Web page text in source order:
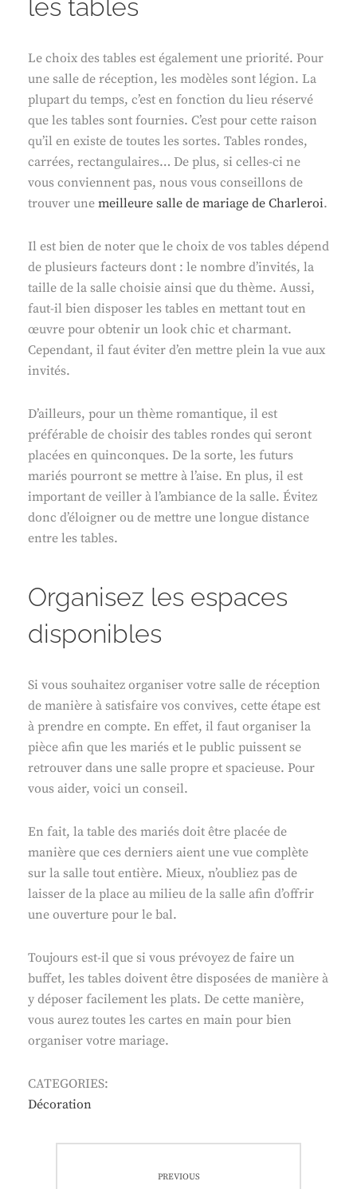
les tables
Le choix des tables est également une priorité. Pour
une salle de réception, les modèles sont légion. La
plupart du temps, c’est en fonction du lieu réservé
que les tables sont fournies. C’est pour cette raison
qu’il en existe de toutes les sortes. Tables rondes,
carrées, rectangulaires… De plus, si celles-ci ne
vous conviennent pas, nous vous conseillons de
trouver une meilleure salle de mariage de Charleroi.
Il est bien de noter que le choix de vos tables dépend
de plusieurs facteurs dont : le nombre d’invités, la
taille de la salle choisie ainsi que du thème. Aussi,
faut-il bien disposer les tables en mettant tout en
œuvre pour obtenir un look chic et charmant.
Cependant, il faut éviter d’en mettre plein la vue aux
invités.
D’ailleurs, pour un thème romantique, il est
préférable de choisir des tables rondes qui seront
placées en quinconques. De la sorte, les futurs
mariés pourront se mettre à l’aise. En plus, il est
important de veiller à l’ambiance de la salle. Évitez
donc d’éloigner ou de mettre une longue distance
entre les tables.
Organisez les espaces
disponibles
Si vous souhaitez organiser votre salle de réception
de manière à satisfaire vos convives, cette étape est
à prendre en compte. En effet, il faut organiser la
pièce afin que les mariés et le public puissent se
retrouver dans une salle propre et spacieuse. Pour
vous aider, voici un conseil.
En fait, la table des mariés doit être placée de
manière que ces derniers aient une vue complète
sur la salle tout entière. Mieux, n’oubliez pas de
laisser de la place au milieu de la salle afin d’offrir
une ouverture pour le bal.
Toujours est-il que si vous prévoyez de faire un
buffet, les tables doivent être disposées de manière à
y déposer facilement les plats. De cette manière,
vous aurez toutes les cartes en main pour bien
organiser votre mariage.
CATEGORIES:
Décoration
PREVIOUS